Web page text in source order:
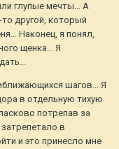
глупые мечты... А
другой, который
Наконец, я понял,
щенка... Я
шагов... Я
в отдельную тихую
потрепав за
в
и это принесло мне